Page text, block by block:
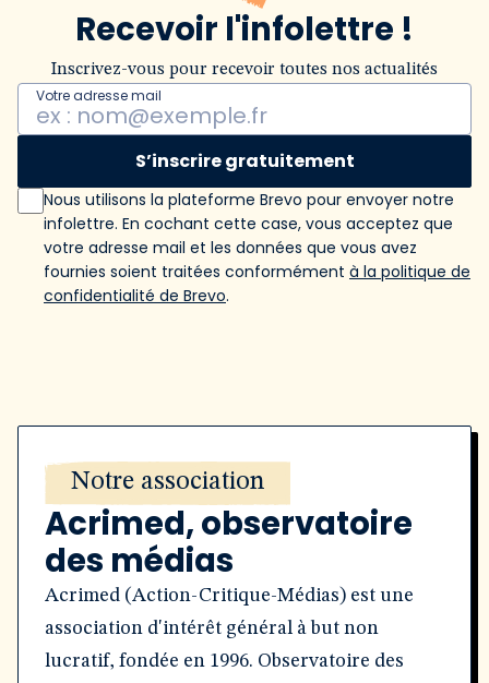
Recevoir l'infolettre !
Inscrivez-vous pour recevoir toutes nos actualités
Votre adresse mail
S’inscrire gratuitement
Nous utilisons la plateforme Brevo pour envoyer notre
infolettre. En cochant cette case, vous acceptez que
votre adresse mail et les données que vous avez
fournies soient traitées conformément à la politique de
confidentialité de Brevo.
Notre association
Acrimed, observatoire
des médias
Acrimed (Action-Critique-Médias) est une
association d'intérêt général à but non
lucratif, fondée en 1996. Observatoire des